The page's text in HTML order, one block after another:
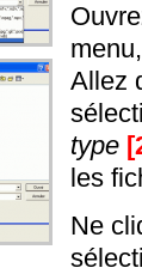
Allez
type
les
Ne